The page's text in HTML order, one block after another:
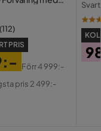
(112)
PRIS
Förr4 999:-
pris 2 499:-
Svart